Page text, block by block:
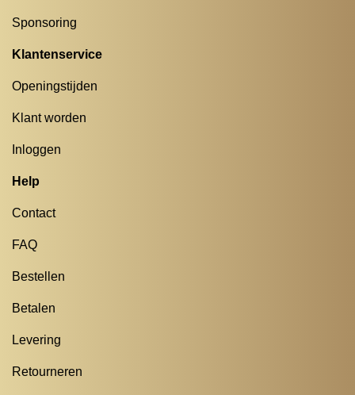
Sponsoring
Klantenservice
Openingstijden
Klant worden
Inloggen
Help
Contact
FAQ
Bestellen
Betalen
Levering
Retourneren